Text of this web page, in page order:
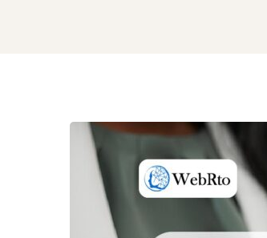
使
用